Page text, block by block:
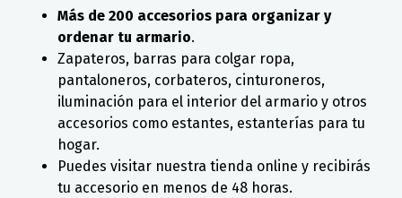
Más de 200 accesorios para organizar y
ordenar tu armario.
Zapateros, barras para colgar ropa,
pantaloneros, corbateros, cinturoneros,
iluminación para el interior del armario y otros
accesorios como estantes, estanterías para tu
hogar.
Puedes visitar nuestra tienda online y recibirás
tu accesorio en menos de 48 horas.